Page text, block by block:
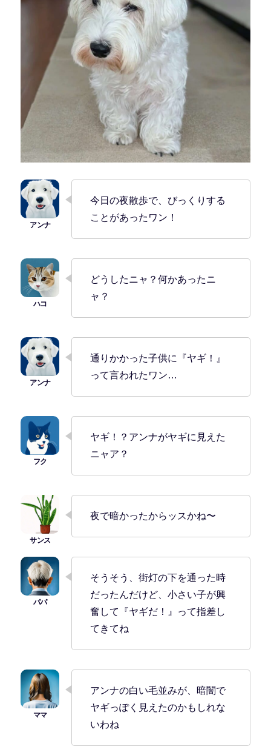
今日の夜散歩で、びっくりする
ことがあったワン！
どうしたニャ？何かあったニ
ャ？
通りかかった子供に『ヤギ！』
って言われたワン…
ヤギ！？アンナがヤギに見えた
ニャア？
夜で暗かったからッスかね〜
そうそう、街灯の下を通った時
だったんだけど、小さい子が興
奮して『ヤギだ！』って指差し
てきてね
アンナの白い毛並みが、暗闇で
ヤギっぽく見えたのかもしれな
いわね